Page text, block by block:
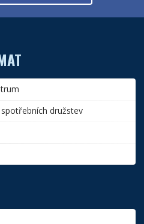
družstev